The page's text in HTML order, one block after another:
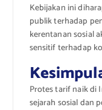
Kebijakan ini
publik terhadap
kerentanan sosial
sensitif terhadap
Protes tarif naik di
sejarah sosial dan